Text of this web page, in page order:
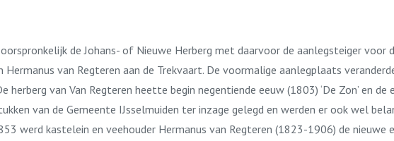
de Johans- of Nieuwe Herberg met daarvoor de aanlegsteiger voor
van Regteren aan de Trekvaart. De voormalige aanlegplaats
van Van Regteren heette begin negentiende eeuw (1803) ‘De Zon’ en de
van de Gemeente IJsselmuiden ter inzage gelegd en werden er ook wel
werd kastelein en veehouder Hermanus van Regteren (1823-1906) de nieuwe